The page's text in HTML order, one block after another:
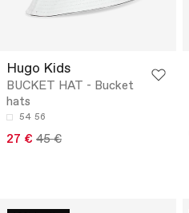
Hugo Kids
BUCKET HAT - Bucket
hats
54 56
27 € 45 €